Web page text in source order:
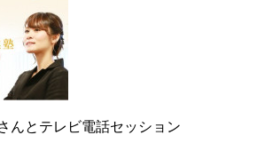
とテレビ電話セッション